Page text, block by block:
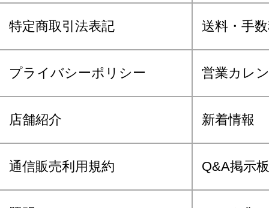
特定商取引法表記 送料・手
プライバシーポリシー 営業カレ
店舗紹介 新着情報
通信販売利用規約 Q&A掲示板